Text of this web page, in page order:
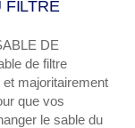
FILTRE
DE
de filtre
majoritairement
que vos
le sable du